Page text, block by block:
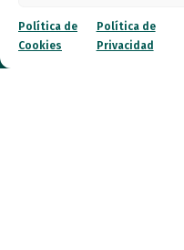
Política de
Cookies
Política de
Privacidad
Recursos